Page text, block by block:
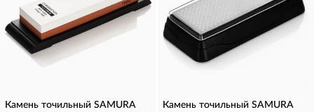
Камень точильный SAMURA
Камень точильный SAMURA